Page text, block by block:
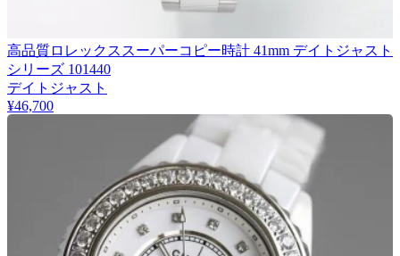
高品質ロレックススーパーコピー時計 41mm デイトジャスト
シリーズ 101440
デイトジャスト
¥46,700